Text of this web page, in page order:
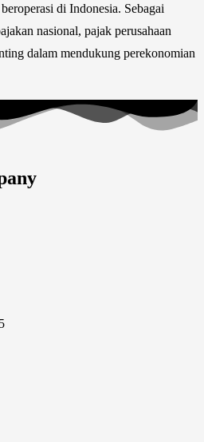
di Indonesia. Sebagai
nasional, pajak perusahaan
dalam mendukung perekonomian